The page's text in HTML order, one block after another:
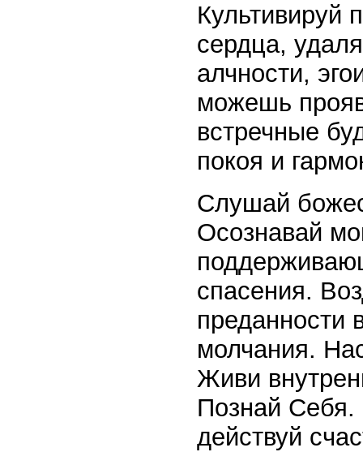
Культивируй
сердца,
алчности,
можешь
встречные
покоя и
Слушай
Осознавай
спасения.
преданности
молчания.
Живи
Познай
действуй